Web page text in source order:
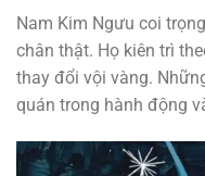
Nam Kim Ngưu coi
chân thật. Họ kiên trì
thay đổi vội vàng.
quán trong hành động